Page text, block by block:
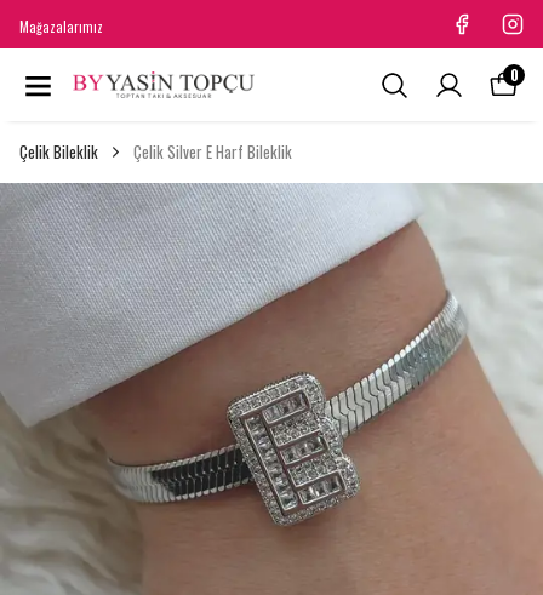
Mağazalarımız
0
Çelik Bileklik Çelik Silver E Harf Bileklik